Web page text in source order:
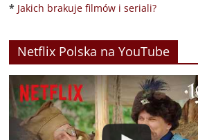
* Jakich brakuje filmów i seriali?
Netflix Polska na YouTube